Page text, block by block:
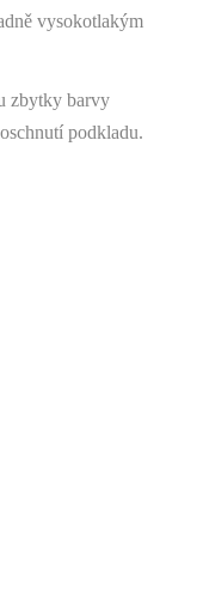
vysokotlakým
zbytky barvy
podkladu.